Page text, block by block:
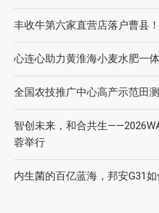
丰收牛第六家直营店落户曹县！
心连心助力黄淮海小麦水肥一
全国农技推广中心高产示范田
智创未来，和合共生
蓉举行
内生菌的百亿蓝海，邦安G31如